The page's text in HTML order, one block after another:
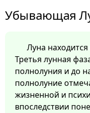
Убывающая
Луна
Третья лунная
полнолуния и до
полнолуние
жизненной и
впоследствии